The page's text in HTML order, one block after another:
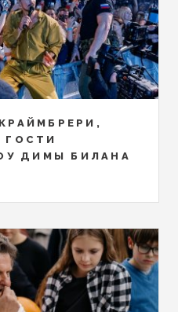
ГОСТИ
ДИМЫ БИЛАНА